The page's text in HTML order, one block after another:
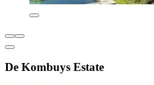
De Kombuys Estate